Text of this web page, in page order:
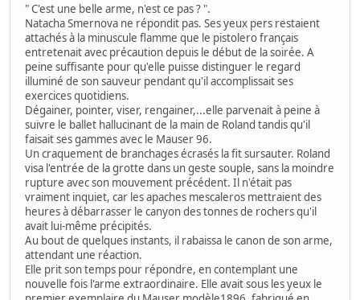
" C'est une belle arme, n'est ce pas ? ".
Natacha Smernova ne répondit pas. Ses yeux pers restaient
attachés à la minuscule flamme que le pistolero français
entretenait avec précaution depuis le début de la soirée. A
peine suffisante pour qu'elle puisse distinguer le regard
illuminé de son sauveur pendant qu'il accomplissait ses
exercices quotidiens.
Dégainer, pointer, viser, rengainer,...elle parvenait à peine à
suivre le ballet hallucinant de la main de Roland tandis qu'il
faisait ses gammes avec le Mauser 96.
Un craquement de branchages écrasés la fit sursauter. Roland
visa l'entrée de la grotte dans un geste souple, sans la moindre
rupture avec son mouvement précédent. Il n'était pas
vraiment inquiet, car les apaches mescaleros mettraient des
heures à débarrasser le canyon des tonnes de rochers qu'il
avait lui-même précipités.
Au bout de quelques instants, il rabaissa le canon de son arme,
attendant une réaction.
Elle prit son temps pour répondre, en contemplant une
nouvelle fois l'arme extraordinaire. Elle avait sous les yeux le